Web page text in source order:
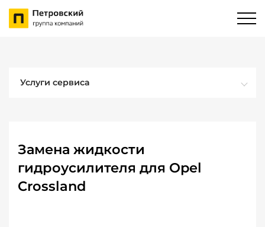
Услуги сервиса
Замена жидкости
гидроусилителя для Opel
Crossland